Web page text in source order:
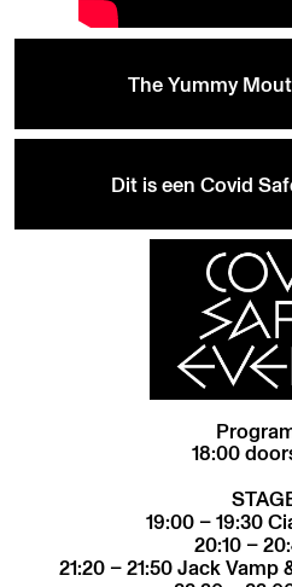
The Yummy
Dit is een Covid
18:00
19:00 – 19:30
20:10 –
21:20 – 21:50 Jack Vamp